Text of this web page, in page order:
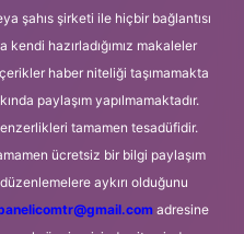
şahıs şirketi ile hiçbir bağlantısı
kendi hazırladığımız makaleler
haber niteliği taşımamakta
paylaşım yapılmamaktadır.
tamamen tesadüfidir.
ücretsiz bir bilgi paylaşım
aykırı olduğunu
adresine